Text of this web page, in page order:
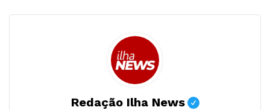
Redação Ilha News